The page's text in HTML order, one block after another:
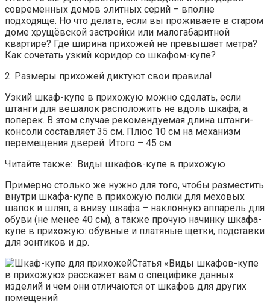
современных домов элитных серий – вполне
подходяще. Но что делать, если вы проживаете в старом
доме хрущёвской застройки или малогабаритной
квартире? Где ширина прихожей не превышает метра?
Как сочетать узкий коридор со шкафом-купе?
2. Размеры прихожей диктуют свои правила!
Узкий шкаф-купе в прихожую можно сделать, если
штанги для вешалок расположить не вдоль шкафа, а
поперек. В этом случае рекомендуемая длина штанги-
консоли составляет 35 см. Плюс 10 см на механизм
перемещения дверей. Итого – 45 см.
Читайте также: Виды шкафов-купе в прихожую
Примерно столько же нужно для того, чтобы разместить
внутри шкафа-купе в прихожую полки для меховых
шапок и шляп, а внизу шкафа – наклонную аппарель для
обуви (не менее 40 см), а также прочую начинку шкафа-
купе в прихожую: обувные и платяные щетки, подставки
для зонтиков и др.
Статья «Виды шкафов-купе
в прихожую» расскажет вам о специфике данных
изделий и чем они отличаются от шкафов для других
помещений